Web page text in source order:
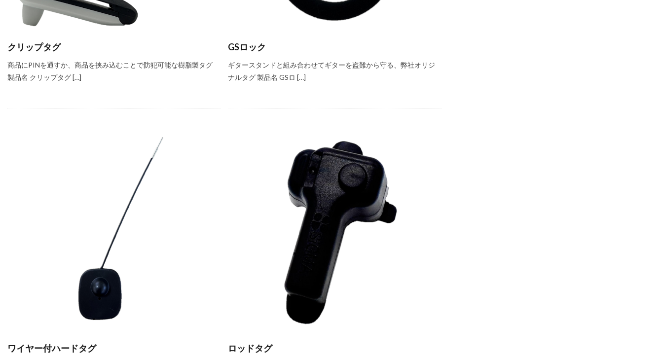
クリップタグ
商品にPINを通すか、商品を挟み込むことで防犯可能な樹脂製タグ
製品名 クリップタグ […]
GSロック
ギタースタンドと組み合わせてギターを盗難から守る、弊社オリジ
ナルタグ 製品名 GSロ […]
ワイヤー付ハードタグ ロッドタグ